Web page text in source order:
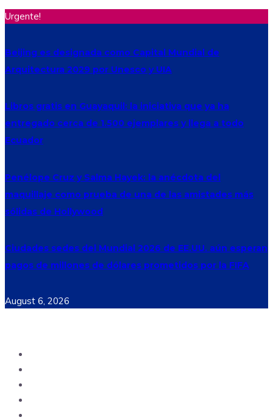
Urgente!
Beijing es designada como Capital Mundial de
Arquitectura 2029 por Unesco y UIA
Libros gratis en Guayaquil: la iniciativa que ya ha
entregado cerca de 1.500 ejemplares y llega a todo
Ecuador
Penélope Cruz y Salma Hayek: la anécdota del
maquillaje como prueba de una de las amistades más
sólidas de Hollywood
Ciudades sedes del Mundial 2026 de EE.UU. aún esperan
pagos de millones de dólares prometidos por la FIFA
August 6, 2026